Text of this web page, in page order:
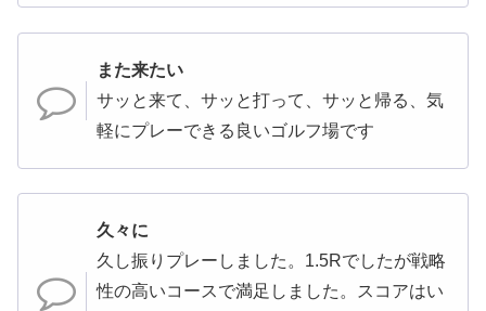
また来たい
サッと来て、サッと打って、サッと帰る、気
軽にプレーできる良いゴルフ場です
久々に
久し振りプレーしました。1.5Rでしたが戦略
性の高いコースで満足しました。スコアはい